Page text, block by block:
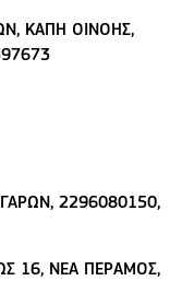
ΚΑΠΗ ΟΙΝΟΗΣ,
2296080150,
16, ΝΕΑ ΠΕΡΑΜΟΣ,